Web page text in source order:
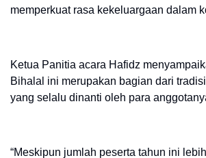
memperkuat rasa kekeluargaan dalam
Ketua Panitia acara Hafidz
Bihalal ini merupakan bagian dari
yang selalu dinanti oleh para
“Meskipun jumlah peserta tahun ini